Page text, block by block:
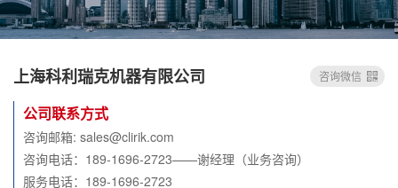
咨询微信
上海科利瑞克机器有限公司
公司联系方式
咨询邮箱: sales@clirik.com
咨询电话：189-1696-2723——谢经理（业务咨询）
服务电话：189-1696-2723